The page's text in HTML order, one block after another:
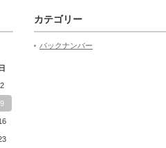
日
2
9
カテゴリー
バックナンバー